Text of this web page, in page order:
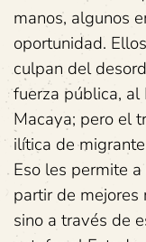
manos, algunos
oportunidad.
culpan del
fuerza pública, al
Macaya; pero el
ilítica de
Eso les permite
partir de
sino a través de